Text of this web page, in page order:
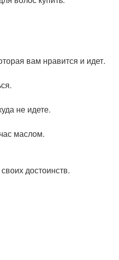
вам нравится и идет.
не идете.
маслом.
достоинств.